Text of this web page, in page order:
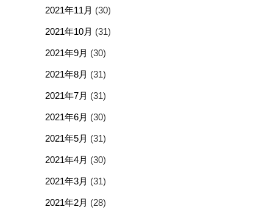
2021年11月 (30)
2021年10月 (31)
2021年9月 (30)
2021年8月 (31)
2021年7月 (31)
2021年6月 (30)
2021年5月 (31)
2021年4月 (30)
2021年3月 (31)
2021年2月 (28)